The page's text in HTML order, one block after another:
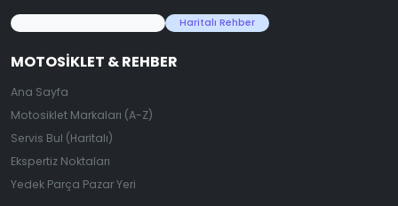
Haritalı Rehber
MOTOSIKLET & REHBER
Ana Sayfa
Motosiklet Markaları (A-Z)
Servis Bul (Haritalı)
Ekspertiz Noktaları
Yedek Parça Pazar Yeri